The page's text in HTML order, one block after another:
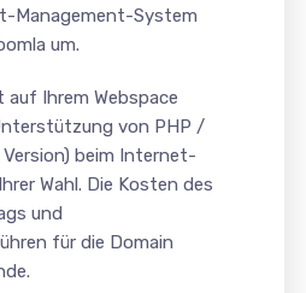
Management-System
um.
Ihrem Webspace
von PHP /
Version) beim Internet-
Wahl. Die Kosten des
und
für die Domain